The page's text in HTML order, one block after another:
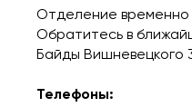
Отделение временно
Обратитесь в
Байды Вишневецкого
Телефоны: